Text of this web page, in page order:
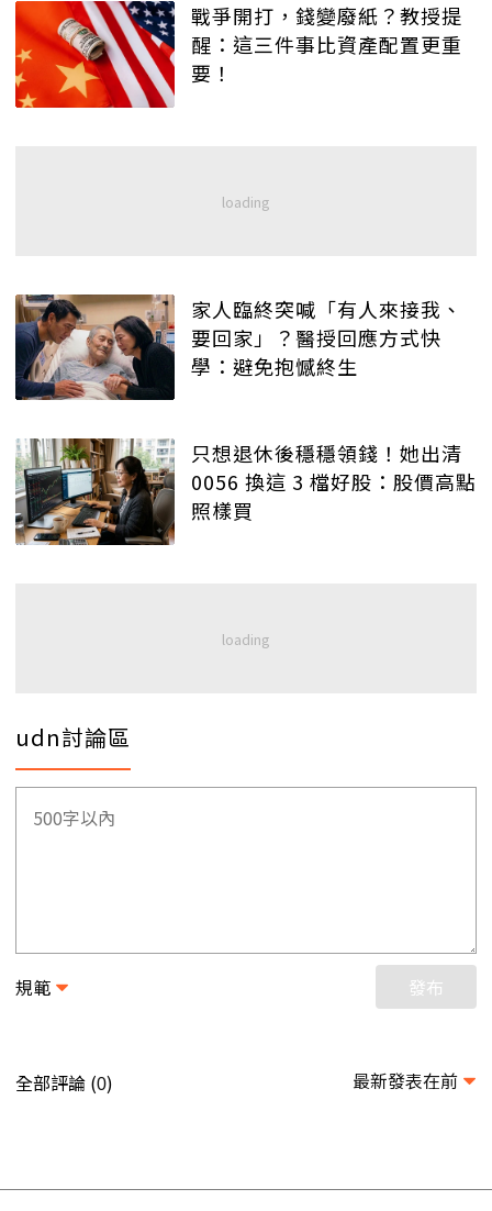
戰爭開打，錢變廢紙？教授提
醒：這三件事比資產配置更重
要！
家人臨終突喊「有人來接我、
要回家」？醫授回應方式快
學：避免抱憾終生
只想退休後穩穩領錢！她出清
0056 換這 3 檔好股：股價高點
照樣買
udn討論區
規範 發布
全部評論 (0) 最新發表在前